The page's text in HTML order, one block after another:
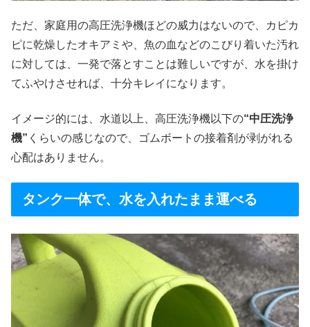
ただ、家庭用の高圧洗浄機ほどの威力はないので、カピカ
ピに乾燥したオキアミや、魚の血などのこびり着いた汚れ
に対しては、一発で落とすことは難しいですが、水を掛け
てふやけさせれば、十分キレイになります。
イメージ的には、水道以上、高圧洗浄機以下の“中圧洗浄
機” くらいの感じなので、ゴムボートの接着剤が剥がれる
心配はありません。
タンク一体で、水を入れたまま運べる